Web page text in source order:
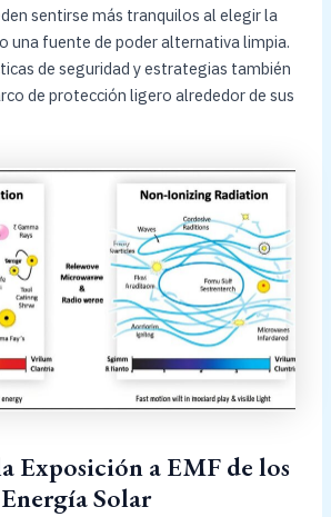
sentirse más tranquilos al elegir la
una fuente de poder alternativa limpia.
de seguridad y estrategias también
de protección ligero alrededor de sus
Exposición a EMF de los
Solar